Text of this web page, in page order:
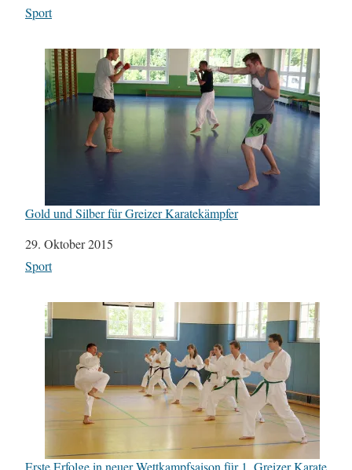
In Bezug auf
Sport
Gold und Silber für Greizer Karatekämpfer
Datum
29. Oktober 2015
In Bezug auf
Sport